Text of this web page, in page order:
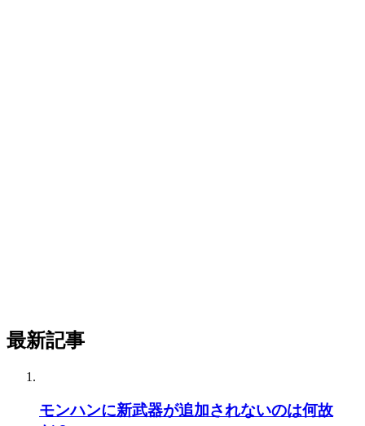
最新記事
モンハンに新武器が追加されないのは何故